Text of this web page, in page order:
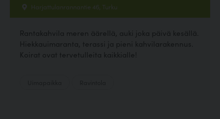
Harjattulanrannantie 46, Turku
Rantakahvila meren äärellä, auki joka päivä kesällä.
Hiekkauimaranta, terassi ja pieni kahvilarakennus.
Koirat ovat tervetulleita kaikkialle!